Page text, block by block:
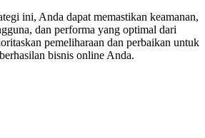
ini, Anda dapat memastikan keamanan,
dan performa yang optimal dari
pemeliharaan dan perbaikan untuk
bisnis online Anda.